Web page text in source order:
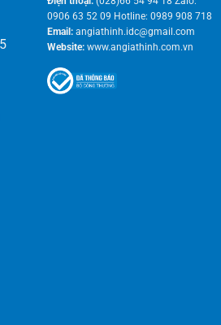
0906 63 52 09 Hotline: 0989 908 718
Email:angiathinh.idc@gmail.com
Website:www.angiathinh.com.vn